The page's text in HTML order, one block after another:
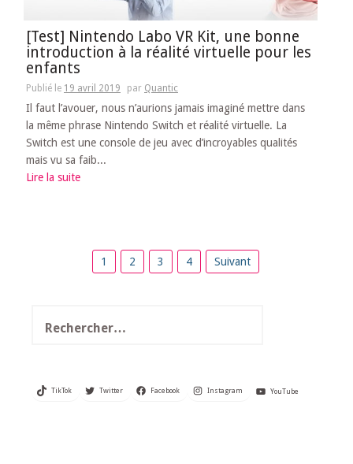
[Test] Nintendo Labo VR Kit, une bonne
introduction à la réalité virtuelle pour les
enfants
Publié le 19 avril 2019 par Quantic
Il faut l’avouer, nous n’aurions jamais imaginé mettre dans
la même phrase Nintendo Switch et réalité virtuelle. La
Switch est une console de jeu avec d’incroyables qualités
mais vu sa faib...
Lire la suite
Pagination
1 2 3 4 Suivant
TikTok Twitter Facebook Instagram YouTube